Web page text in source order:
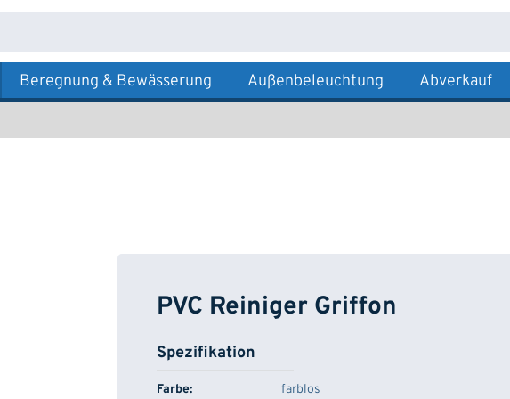
Beregnung & Bewässerung Außenbeleuchtung Abverkauf
PVC Reiniger Griffon
Spezifikation
Farbe:
farblos